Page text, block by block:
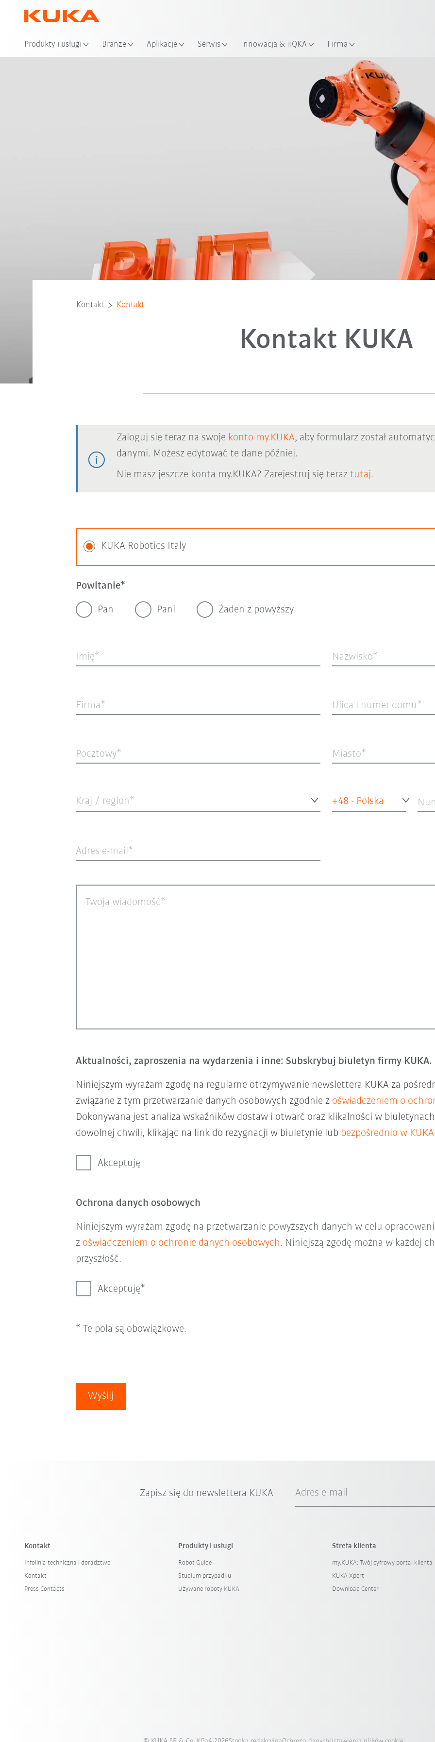
Produkty i usługi Branże Aplikacje Serwis Innowacja & iiQKA Firma
Kontakt Kontakt
Kontakt KUKA
Zaloguj się teraz na swoje konto my.KUKA, aby formularz został
danymi. Możesz edytować te dane później.
Nie masz jeszcze konta my.KUKA? Zarejestruj się teraz tutaj.
KUKA Robotics Italy
Powitanie
Pan Pani Żaden z powyższy
Imię Nazwisko
Firma Ulica i numer domu
Pocztowy Miasto
Kraj / region* +48 - Polska
Adres e-mail
Twoja wiadomość
Aktualności, zaproszenia na wydarzenia i inne: Subskrybuj biuletyn firmy KUKA.
Niniejszym wyrażam zgodę na regularne otrzymywanie newslettera KUKA za
związane z tym przetwarzanie danych osobowych zgodnie z oświadczeniem o
Dokonywana jest analiza wskaźników dostaw i otwarć oraz klikalności w
dowolnej chwili, klikając na link do rezygnacji w biuletynie lub bezpośrednio w KUKA
Akceptuję
Ochrona danych osobowych
Niniejszym wyrażam zgodę na przetwarzanie powyższych danych w celu
z oświadczeniem o ochronie danych osobowych. Niniejszą zgodę można w każdej
przyszłość.
Akceptuję
* Te pola są obowiązkowe.
Wyślij
Zapisz się do newslettera KUKA Adres e-mail
Kontakt
Infolinia techniczna i doradztwo
Kontakt
Press Contacts
Produkty i usługi
Robot Guide
Studium przypadku
Używane roboty KUKA
Strefa klienta
my.KUKA: Twój cyfrowy portal klienta
KUKA Xpert
Download Center